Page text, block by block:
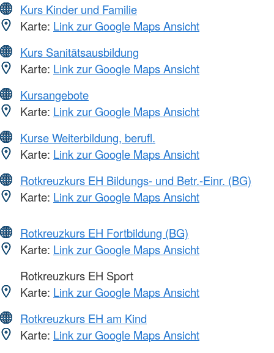
Kurs Kinder und Familie
Karte: Link zur Google Maps Ansicht
Kurs Sanitätsausbildung
Karte: Link zur Google Maps Ansicht
Kursangebote
Karte: Link zur Google Maps Ansicht
Kurse Weiterbildung, berufl.
Karte: Link zur Google Maps Ansicht
Rotkreuzkurs EH Bildungs- und Betr.-Einr. (BG)
Karte: Link zur Google Maps Ansicht
Rotkreuzkurs EH Fortbildung (BG)
Karte: Link zur Google Maps Ansicht
Rotkreuzkurs EH Sport
Karte: Link zur Google Maps Ansicht
Rotkreuzkurs EH am Kind
Karte: Link zur Google Maps Ansicht